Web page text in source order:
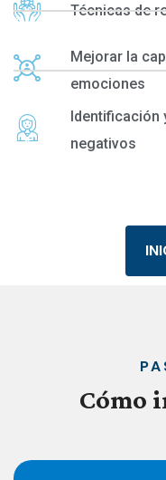
Técnicas de
Mejorar la
emociones
Identificación
negativos
Cómo